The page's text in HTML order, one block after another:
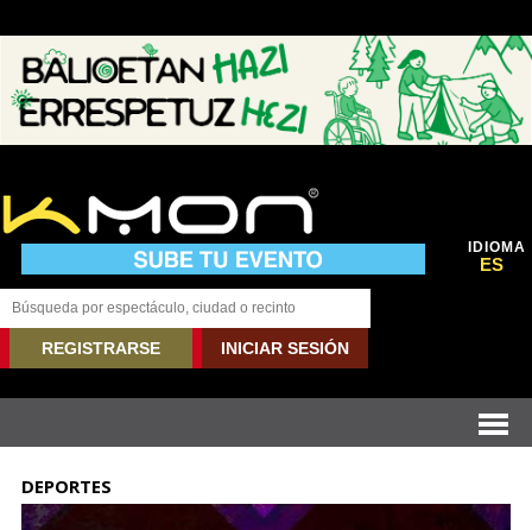
IDIOMA
ES
REGISTRARSE INICIAR SESIÓN
DEPORTES